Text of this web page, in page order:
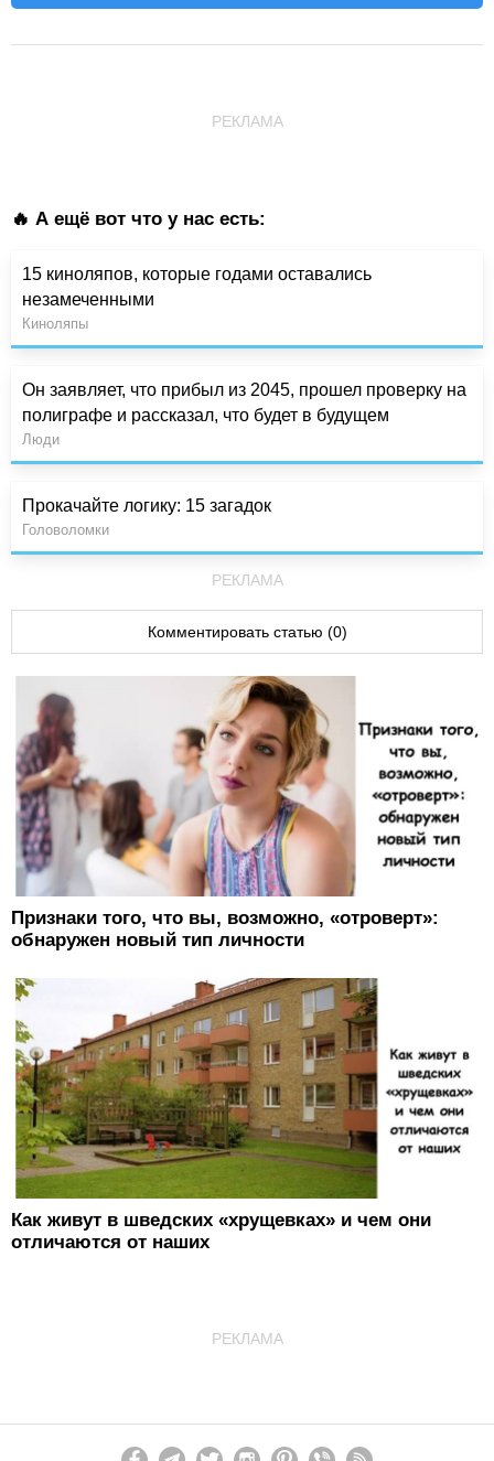
РЕКЛАМА
🔥 А ещё вот что у нас есть:
15 киноляпов, которые годами оставались
незамеченными
Киноляпы
Он заявляет, что прибыл из 2045, прошел проверку на
полиграфе и рассказал, что будет в будущем
Люди
Прокачайте логику: 15 загадок
Головоломки
РЕКЛАМА
Комментировать статью (0)
Признаки того, что вы, возможно, «отроверт»:
обнаружен новый тип личности
Как живут в шведских «хрущевках» и чем они
отличаются от наших
РЕКЛАМА